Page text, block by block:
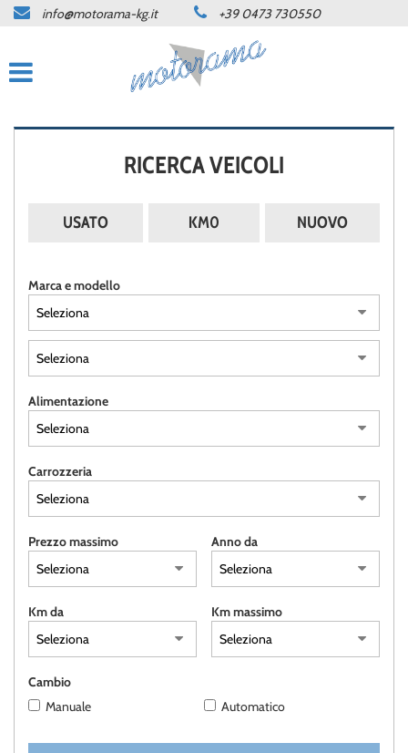
LISTA VEICOLI
OFFICINA
DEUTSCH
ITALIANO
NEWS
AREA COMMERCIANTI
DEUTSCH
info@motorama-kg.it +39 0473 730550
RICERCA VEICOLI
USATO KM0 NUOVO
Marca e modello
Alimentazione
Carrozzeria
Prezzo massimo Anno da
Km da Km massimo
Cambio
Manuale
Automatico